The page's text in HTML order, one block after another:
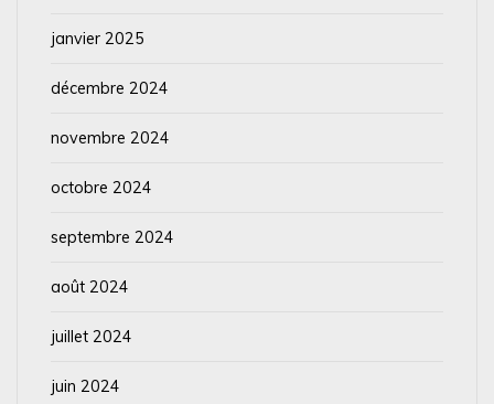
janvier 2025
décembre 2024
novembre 2024
octobre 2024
septembre 2024
août 2024
juillet 2024
juin 2024